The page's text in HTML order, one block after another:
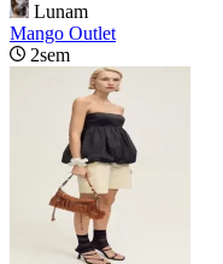
Lunam
Mango Outlet
2sem